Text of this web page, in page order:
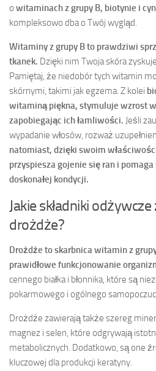
o witaminach z grupy B, biotynie i
kompleksowo dba o Twój wygląd.
Witaminy z grupy B to prawdziwi
tkanek. Dzięki nim Twoja skóra
Pamiętaj, że niedobór tych witamin
skórnymi, takimi jak egzema. Z kolei
witaminą piękna, stymuluje wzrost
zapobiegając ich łamliwości. Jeśli
wypadanie włosów, rozważ
natomiast, dzięki swoim
przyspiesza gojenie się ran i
doskonałej kondycji.
Jakie składniki
drożdże?
Drożdże to skarbnica witamin z
prawidłowe funkcjonowanie
cennego białka i błonnika, które są
pokarmowego i ogólnego
Drożdże zawierają także szereg
magnez i selen, które odgrywają
metabolicznych. Dodatkowo, są one
kluczowej dla produkcji keratyny.